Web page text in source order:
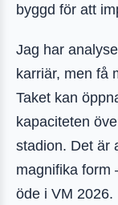
byggd för att
Jag har
karriär, men få
Taket kan
kapaciteten
stadion. Det är
magnifika form
öde i VM 2026.